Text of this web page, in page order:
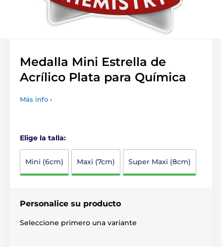
Medalla Mini Estrella de
Acrílico Plata para Química
Más info ›
Elige la talla:
Mini (6cm) Maxi (7cm) Super Maxi (8cm)
Personalice su producto
Seleccione primero una variante